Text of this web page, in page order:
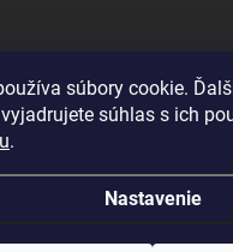
súbory cookie.
súhlas s ich
.
Nastavenie
kajotex.sk. Všetky práva